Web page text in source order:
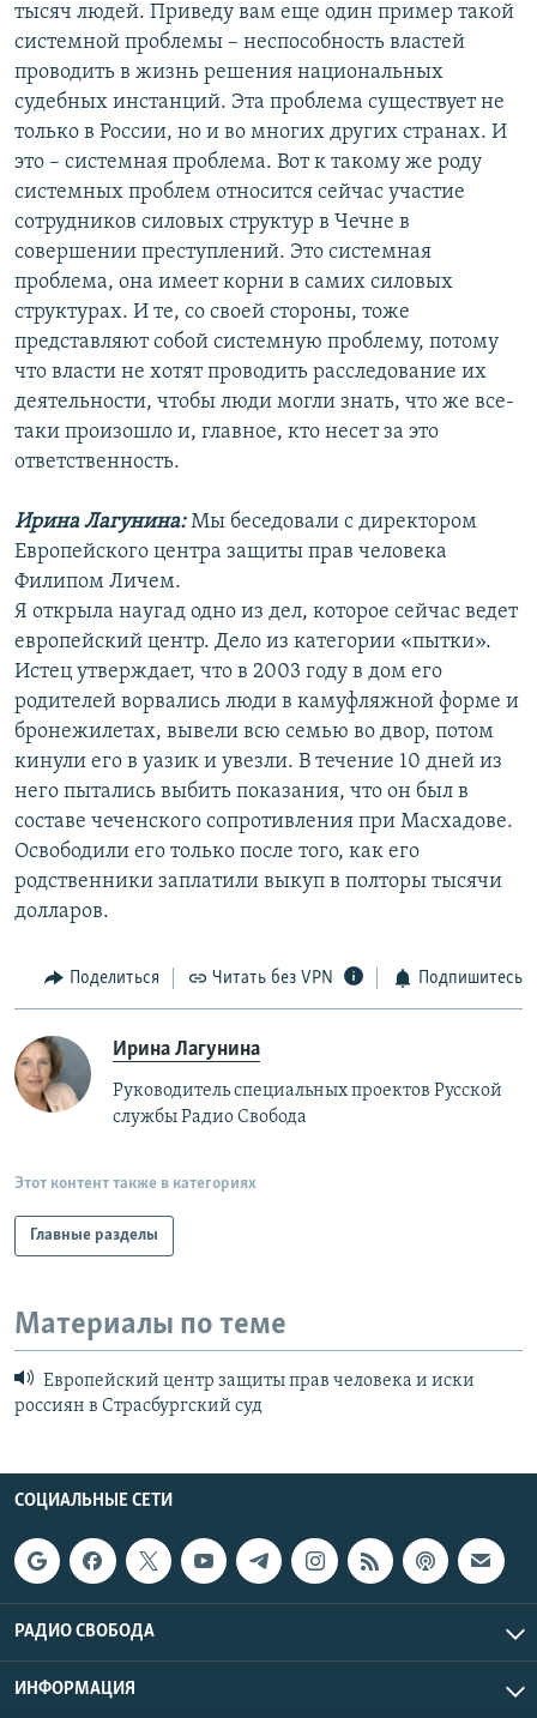
тысяч людей. Приведу вам еще один пример такой
системной проблемы – неспособность властей
проводить в жизнь решения национальных
судебных инстанций. Эта проблема существует не
только в России, но и во многих других странах. И
это – системная проблема. Вот к такому же роду
системных проблем относится сейчас участие
сотрудников силовых структур в Чечне в
совершении преступлений. Это системная
проблема, она имеет корни в самих силовых
структурах. И те, со своей стороны, тоже
представляют собой системную проблему, потому
что власти не хотят проводить расследование их
деятельности, чтобы люди могли знать, что же все-
таки произошло и, главное, кто несет за это
ответственность.
Ирина Лагунина:Мы беседовали с директором
Европейского центра защиты прав человека
Филипом Личем.
Я открыла наугад одно из дел, которое сейчас ведет
европейский центр. Дело из категории «пытки».
Истец утверждает, что в 2003 году в дом его
родителей ворвались люди в камуфляжной форме и
бронежилетах, вывели всю семью во двор, потом
кинули его в уазик и увезли. В течение 10 дней из
него пытались выбить показания, что он был в
составе чеченского сопротивления при Масхадове.
Освободили его только после того, как его
родственники заплатили выкуп в полторы тысячи
долларов.
Поделиться Читать без VPN Подпишитесь
Ирина Лагунина
Руководитель специальных проектов Русской
службы Радио Свобода
Этот контент также в категориях
Главные разделы
Материалы по теме
Европейский центр защиты прав человека и иски
россиян в Страсбургский суд
СОЦИАЛЬНЫЕ СЕТИ
РАДИО СВОБОДА
ИНФОРМАЦИЯ